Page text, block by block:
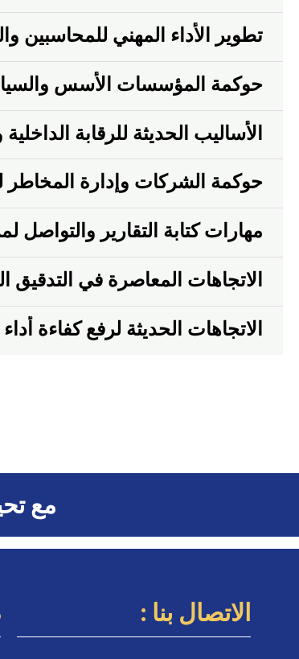
تطوير الأداء المهني للمحاسبين
حوكمة المؤسسات الأسس
الأساليب الحديثة للرقابة الداخلية
حوكمة الشركات وإدارة
مهارات‏ كتابة التقارير والتواصل
الاتجاهات المعاصرة في التدقيق
الاتجاهات الحديثة لرفع كفاءة
مع
الاتصال بنا :